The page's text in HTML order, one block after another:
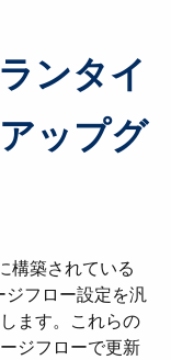
ンタイ
ップグ
構築されている
ジフロー設定を汎
ます。これらの
ジフローで更新